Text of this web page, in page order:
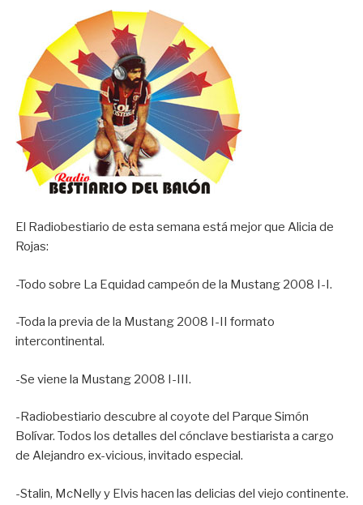
El Radiobestiario de esta semana está mejor que Alicia de
Rojas:
-Todo sobre La Equidad campeón de la Mustang 2008 I-I.
-Toda la previa de la Mustang 2008 I-II formato
intercontinental.
-Se viene la Mustang 2008 I-III.
-Radiobestiario descubre al coyote del Parque Simón
Bolívar. Todos los detalles del cónclave bestiarista a cargo
de Alejandro ex-vicious, invitado especial.
-Stalin, McNelly y Elvis hacen las delicias del viejo continente.